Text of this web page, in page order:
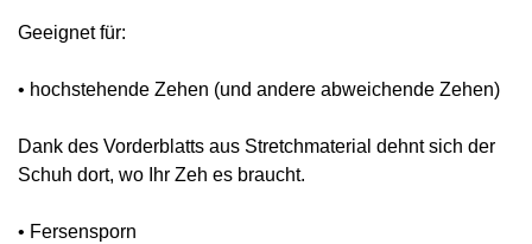
Geeignet für:
• hochstehende Zehen (und andere abweichende Zehen)
Dank des Vorderblatts aus Stretchmaterial dehnt sich der
Schuh dort, wo Ihr Zeh es braucht.
• Fersensporn